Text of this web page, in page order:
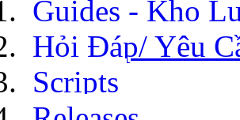
Guides - Kho
Hỏi Đáp/ Yêu
Scripts